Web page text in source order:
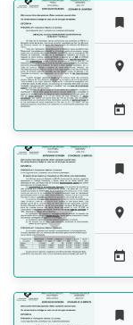








